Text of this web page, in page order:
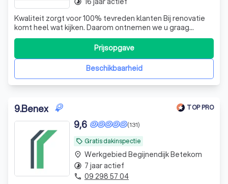
Kwaliteit zorgt voor 100% tevreden klanten Bij renovatie
komt heel wat kijken. Daarom ontnemen we u graag
zoveel mogelijk zorgen. Al meer dan 10 jaar werken we
met dezelfde teams op werven en leveren we projecten
tijdig af. Is er een probleem? Dan kunnen we met onze
expertise snel voor de juiste opl
Beschikbaarheid
Prijsopgave
9.Benex TOP PRO
local_offer Gratis dakinspectie
(131)
9,6
place Werkgebied Begijnendijk Betekom
timelapse 7 jaar actief
phone 09 298 57 04